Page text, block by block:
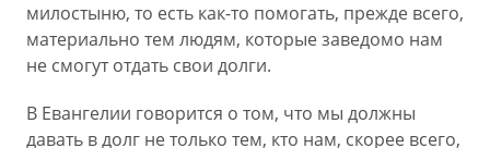
милостыню, то есть как-то помогать, прежде всего,
материально тем людям, которые заведомо нам
не смогут отдать свои долги.
В Евангелии говорится о том, что мы должны
давать в долг не только тем, кто нам, скорее всего,